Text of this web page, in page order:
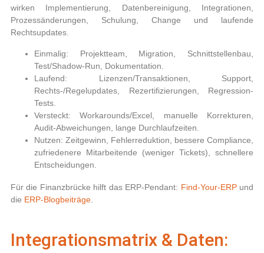
wirken Implementierung, Datenbereinigung, Integrationen,
Prozessänderungen, Schulung, Change und laufende
Rechtsupdates.
Einmalig: Projektteam, Migration, Schnittstellenbau,
Test/Shadow-Run, Dokumentation.
Laufend: Lizenzen/Transaktionen, Support,
Rechts-/Regelupdates, Rezertifizierungen, Regression-
Tests.
Versteckt: Workarounds/Excel, manuelle Korrekturen,
Audit-Abweichungen, lange Durchlaufzeiten.
Nutzen: Zeitgewinn, Fehlerreduktion, bessere Compliance,
zufriedenere Mitarbeitende (weniger Tickets), schnellere
Entscheidungen.
Für die Finanzbrücke hilft das ERP-Pendant: Find-Your-ERPund
die ERP-Blogbeiträge.
Integrationsmatrix & Daten: